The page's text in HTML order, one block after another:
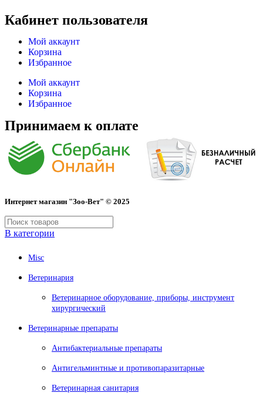
Кабинет пользователя
Мой аккаунт
Корзина
Избранное
Мой аккаунт
Корзина
Избранное
Принимаем к оплате
Интернет магазин "Зоо-Вет" © 2025
В категории
Misc
Ветеринария
Ветеринарное оборудование, приборы, инструмент
хирургический
Ветеринарные препараты
Антибактериальные препараты
Антигельминтные и противопаразитарные
Ветеринарная санитария